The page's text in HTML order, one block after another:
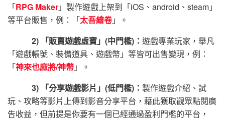
「RPG Maker」製作遊戲上架到「iOS、android、steam」
等平台販售，例：「太吾繪卷」。
2) 「販賣遊戲虛寶」(中門檻)： 遊戲專業玩家，舉凡
「遊戲帳號、裝備道具、遊戲幣」等皆可出售變現，例：
「神來也麻將/神幣」。
3) 「分享遊戲影片」(低門檻)： 製作遊戲介紹、試
玩、攻略等影片上傳到影音分享平台，藉此獲取觀眾點閱廣
告收益，但前提是你要有一個已經通過盈利門檻的平台，